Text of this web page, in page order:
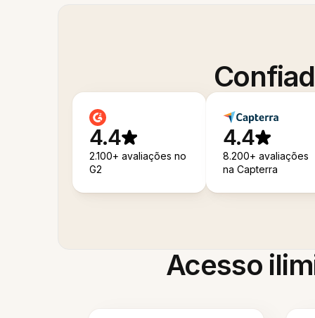
4.4
2.100+ avaliações no
G2
4.4
8.200+ avaliações
na Capterra
Acesso